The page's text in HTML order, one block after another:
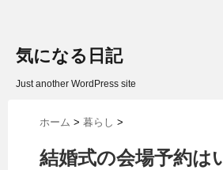
気になる日記
Just another WordPress site
ホーム > 暮らし >
結婚式の会場予約は